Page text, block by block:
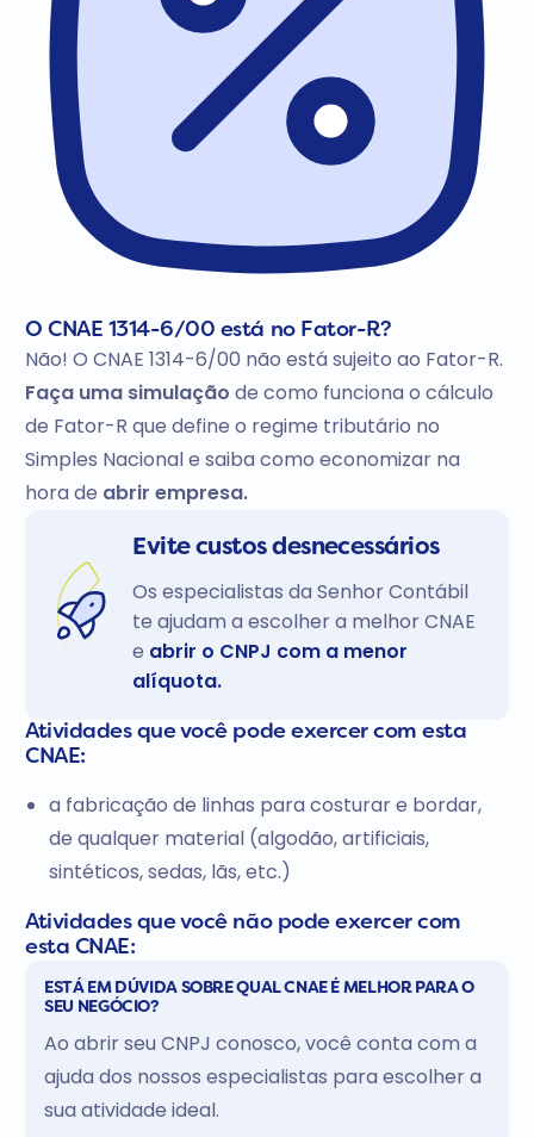
O CNAE 1314-6/00 está no Fator-R?
Não! O CNAE 1314-6/00 não está sujeito ao Fator-R.
Faça uma simulação de como funciona o cálculo
de Fator-R que define o regime tributário no
Simples Nacional e saiba como economizar na
hora de abrir empresa.
Evite custos desnecessários
Os especialistas da Senhor Contábil
te ajudam a escolher a melhor CNAE
e abrir o CNPJ com a menor
alíquota.
Atividades que você pode exercer com esta
CNAE:
a fabricação de linhas para costurar e bordar,
de qualquer material (algodão, artificiais,
sintéticos, sedas, lãs, etc.)
Atividades que você não pode exercer com
esta CNAE:
ESTÁ EM DÚVIDA SOBRE QUAL CNAE É MELHOR PARA O
SEU NEGÓCIO?
Ao abrir seu CNPJ conosco, você conta com a
ajuda dos nossos especialistas para escolher a
sua atividade ideal.